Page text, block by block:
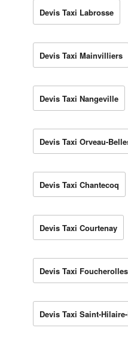
Devis Taxi Labrosse
Devis Taxi Mainvilliers
Devis Taxi Nangeville
Devis Taxi Orveau-
Devis Taxi Chantecoq
Devis Taxi Courtenay
Devis Taxi Foucherolles
Devis Taxi Saint-